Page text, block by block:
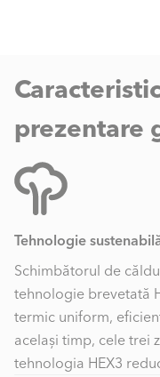
prezentare
Tehnologie
Schimbătorul de
tehnologie brevetată
termic uniform,
același timp, cele trei
tehnologia HEX3